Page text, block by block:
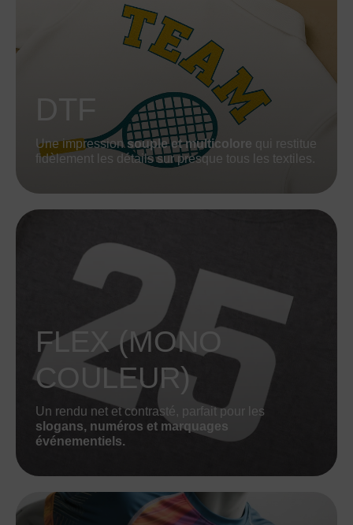
DTF
Une impressionsouple et multicolore qui restitue
fidèlement les détails sur presque tous les textiles.
FLEX (MONO
COULEUR)
Un rendu net et contrasté, parfait pour les
slogans, numéros et marquages
événementiels.